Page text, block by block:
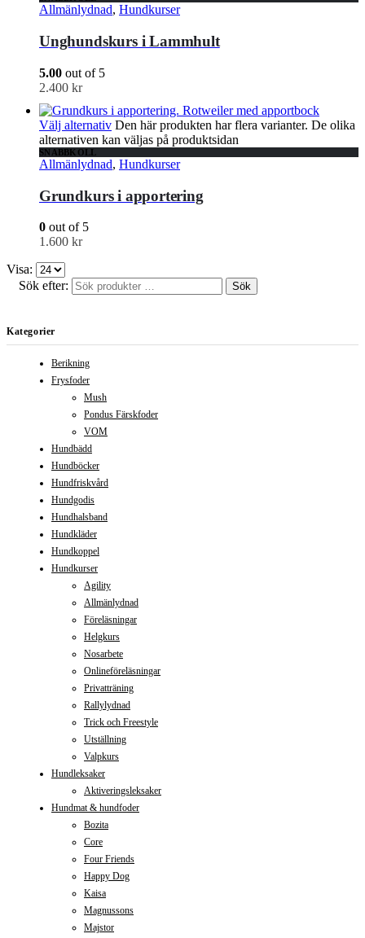
Allmänlydnad, Hundkurser
Unghundskurs i Lammhult
5.00 out of 5
2.400 kr
Välj alternativ Den här produkten har flera varianter. De olika
alternativen kan väljas på produktsidan
SNABBKOLL
Allmänlydnad, Hundkurser
Grundkurs i apportering
0 out of 5
1.600 kr
Visa:
Sök efter:
Sök
Kategorier
Berikning
Frysfoder
Mush
Pondus Färskfoder
VOM
Hundbädd
Hundböcker
Hundfriskvård
Hundgodis
Hundhalsband
Hundkläder
Hundkoppel
Hundkurser
Agility
Allmänlydnad
Föreläsningar
Helgkurs
Nosarbete
Onlineföreläsningar
Privatträning
Rallylydnad
Trick och Freestyle
Utställning
Valpkurs
Hundleksaker
Aktiveringsleksaker
Hundmat & hundfoder
Bozita
Core
Four Friends
Happy Dog
Kaisa
Magnussons
Majstor